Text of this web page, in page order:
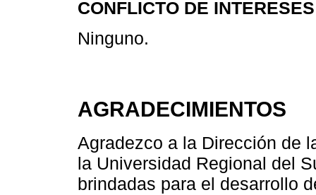
CONFLICTO DE INTERESES
Ninguno.
AGRADECIMIENTOS
Agradezco a la Dirección de
la Universidad Regional del
brindadas para el desarrollo